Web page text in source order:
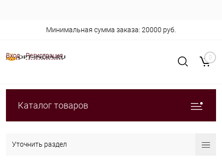
Вход Регистрация
Минимальная сумма заказа: 20000 руб.
0
Каталог товаров
Уточнить раздел